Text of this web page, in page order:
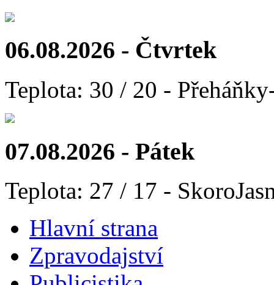
06.08.2026 - Čtvrtek
Teplota: 30 / 20 -
07.08.2026 - Pátek
Teplota: 27 / 17 -
Hlavní strana
Zpravodajství